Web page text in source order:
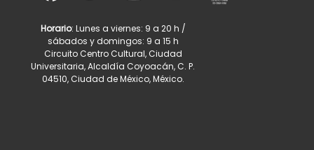
Horario: Lunes a viernes: 9 a 20 h /
sábados y domingos: 9 a 15 h
Circuito Centro Cultural, Ciudad
Universitaria, Alcaldía Coyoacán, C. P.
04510, Ciudad de México, México.